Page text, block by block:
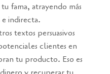
fama, atrayendo más
indirecta.
textos persuasivos
clientes en
tu producto. Eso es